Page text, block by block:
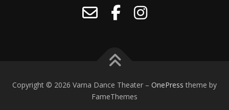
Copyright © 2026 Varna Dance Theater – OnePress theme by
FameThemes